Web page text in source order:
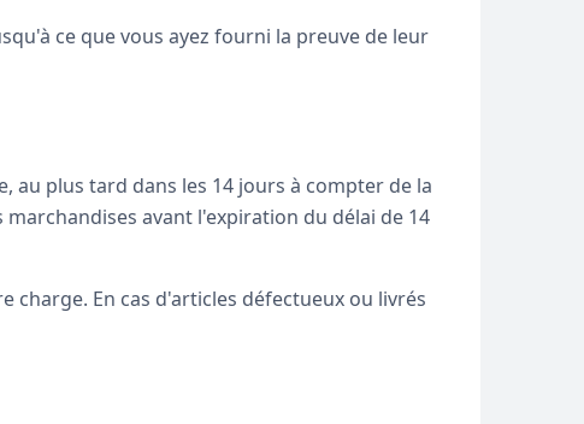
ce que vous ayez fourni la preuve de leur
au plus tard dans les 14 jours à compter de la
avant l'expiration du délai de 14
charge. En cas d'articles défectueux ou livrés